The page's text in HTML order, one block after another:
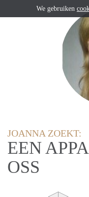
JOANNA ZOEKT:
EEN
OSS
We gebruiken